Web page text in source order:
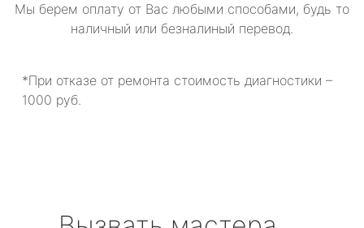
Мы берем оплату от Вас любыми способами, будь то
наличный или безналиный перевод.
*При отказе от ремонта стоимость диагностики –
1000 руб.